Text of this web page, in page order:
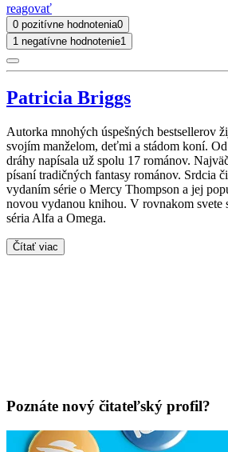
reagovať
0 pozitívne hodnotenia0
1 negatívne hodnotenie1
Patricia Briggs
Autorka mnohých úspešných bestsellerov
svojím manželom, deťmi a stádom koní.
dráhy napísala už spolu 17 románov.
písaní tradičných fantasy románov. Srdcia
vydaním série o Mercy Thompson a jej
novou vydanou knihou. V rovnakom svete
séria Alfa a Omega.
Čítať viac
Poznáte nový čitateľský profil?